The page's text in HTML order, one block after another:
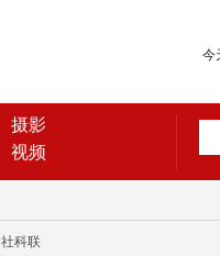
今
摄影
视频
社科联